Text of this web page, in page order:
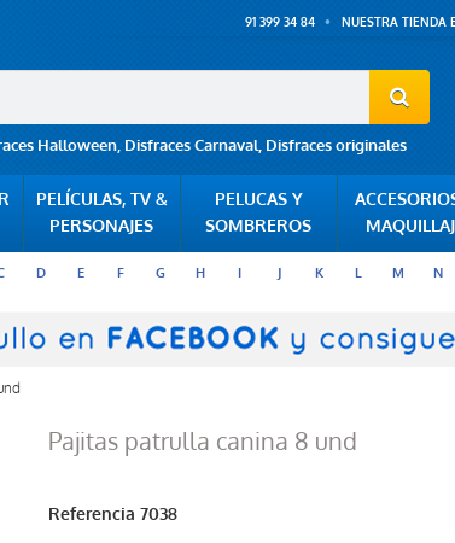
91 399 34 84 NUESTRA TIENDA
Halloween, Disfraces Carnaval, Disfraces originales
PELÍCULAS, TV &
PERSONAJES
PELUCAS Y
SOMBREROS
D E F G H I J K L M N
Pajitas patrulla canina 8 und
Referencia 7038